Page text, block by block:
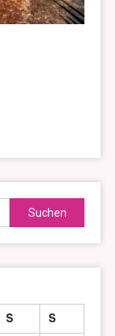
Suchen
nach:
S
S